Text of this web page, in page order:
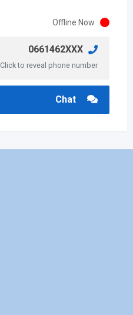
Offline Now
0661462XXX
Click to reveal phone number